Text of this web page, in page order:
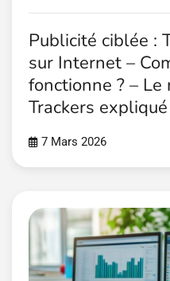
Publicité ciblée :
sur Internet –
fonctionne ? –
Trackers expliqué
7 Mars 2026